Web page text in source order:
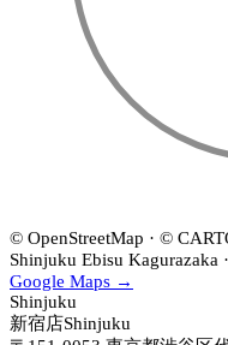
© OpenStreetMap · ©
Shinjuku Ebisu Kagurazaka ·
Google Maps →
Shinjuku
新宿店Shinjuku